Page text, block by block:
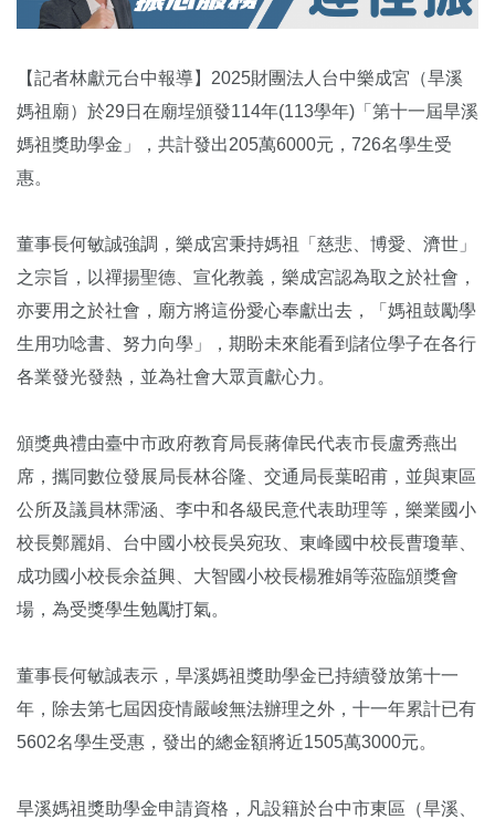
【記者林獻元台中報導】2025財團法人台中樂成宮（旱溪
媽祖廟）於29日在廟埕頒發114年(113學年)「第十一屆旱溪
媽祖獎助學金」，共計發出205萬6000元，726名學生受
惠。
董事長何敏誠強調，樂成宮秉持媽祖「慈悲、博愛、濟世」
之宗旨，以禪揚聖德、宣化教義，樂成宮認為取之於社會，
亦要用之於社會，廟方將這份愛心奉獻出去，「媽祖鼓勵學
生用功唸書、努力向學」，期盼未來能看到諸位學子在各行
各業發光發熱，並為社會大眾貢獻心力。
頒獎典禮由臺中市政府教育局長蔣偉民代表市長盧秀燕出
席，攜同數位發展局長林谷隆、交通局長葉昭甫，並與東區
公所及議員林霈涵、李中和各級民意代表助理等，樂業國小
校長鄭麗娟、台中國小校長吳宛玫、東峰國中校長曹瓊華、
成功國小校長余益興、大智國小校長楊雅娟等蒞臨頒獎會
場，為受獎學生勉勵打氣。
董事長何敏誠表示，旱溪媽祖獎助學金已持續發放第十一
年，除去第七屆因疫情嚴峻無法辦理之外，十一年累計已有
5602名學生受惠，發出的總金額將近1505萬3000元。
旱溪媽祖獎助學金申請資格，凡設籍於台中市東區（旱溪、